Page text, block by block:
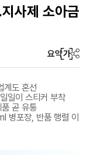
사제 소아금
요약가
계도 혼선
일이 스티커 부착
곧 유통
병포장, 반품 행렬 이